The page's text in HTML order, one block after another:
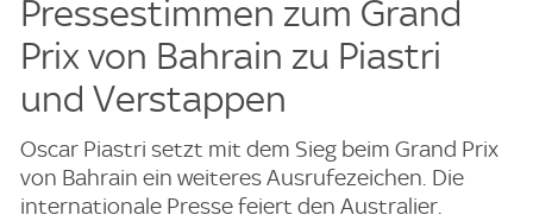
Pressestimmen zum Grand
Prix von Bahrain zu Piastri
und Verstappen
Oscar Piastri setzt mit dem Sieg beim Grand Prix
von Bahrain ein weiteres Ausrufezeichen. Die
internationale Presse feiert den Australier.